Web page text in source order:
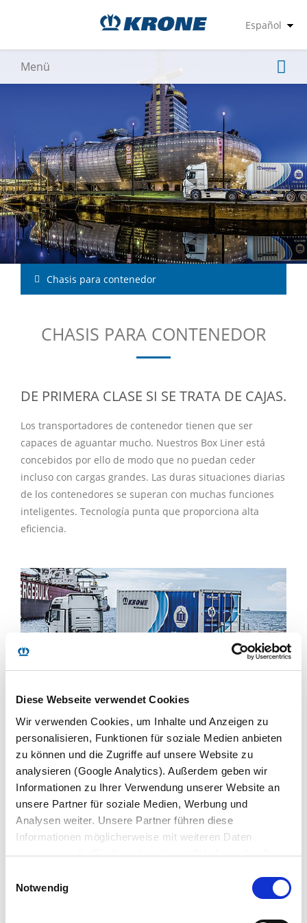
Diese Webseite verwendet Cookies
Wir verwenden Cookies, um Inhalte und Anzeigen zu
personalisieren, Funktionen für soziale Medien anbieten
zu können und die Zugriffe auf unsere Website zu
analysieren (Google Analytics). Außerdem geben wir
Informationen zu Ihrer Verwendung unserer Website an
unsere Partner für soziale Medien, Werbung und
Analysen weiter. Unsere Partner führen diese
Informationen möglicherweise mit weiteren Daten
zusammen, die Sie ihnen bereitgestellt haben oder die
haben. Wir setzen im Rahmen des Trackings auch
abweichenden Datenschutzbestimmungen ein, wodurch
Notwendig
Chasis para contenedor
CHASIS PARA CONTENEDOR
DE PRIMERA CLASE SI SE TRATA DE CAJAS.
Los transportadores de contenedor tienen que ser
capaces de aguantar mucho. Nuestros Box Liner está
concebidos por ello de modo que no puedan ceder
incluso con cargas grandes. Las duras situaciones diarias
de los contenedores se superan con muchas funciones
inteligentes. Tecnología punta que proporciona alta
eficiencia.
BOX LINER
Transporta de todo con flexibilidad.
MÁS INFORMACIÓN